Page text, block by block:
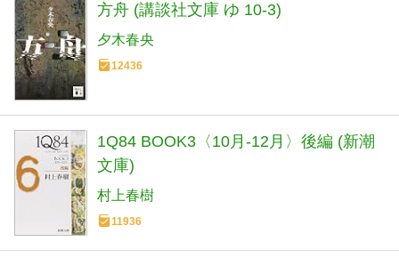
方舟 (講談社文庫 ゆ 10-3)
夕木春央
12436
1Q84 BOOK3〈10月‐12月〉後編 (新潮
文庫)
村上春樹
11936